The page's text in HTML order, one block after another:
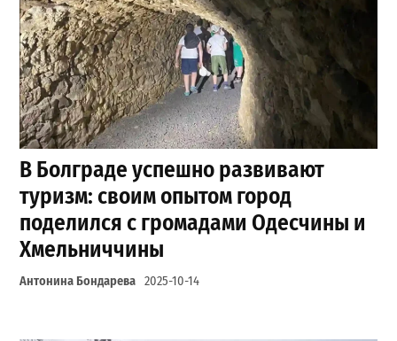
В Болграде успешно развивают
туризм: своим опытом город
поделился с громадами Одесчины и
Хмельниччины
Антонина Бондарева 2025-10-14